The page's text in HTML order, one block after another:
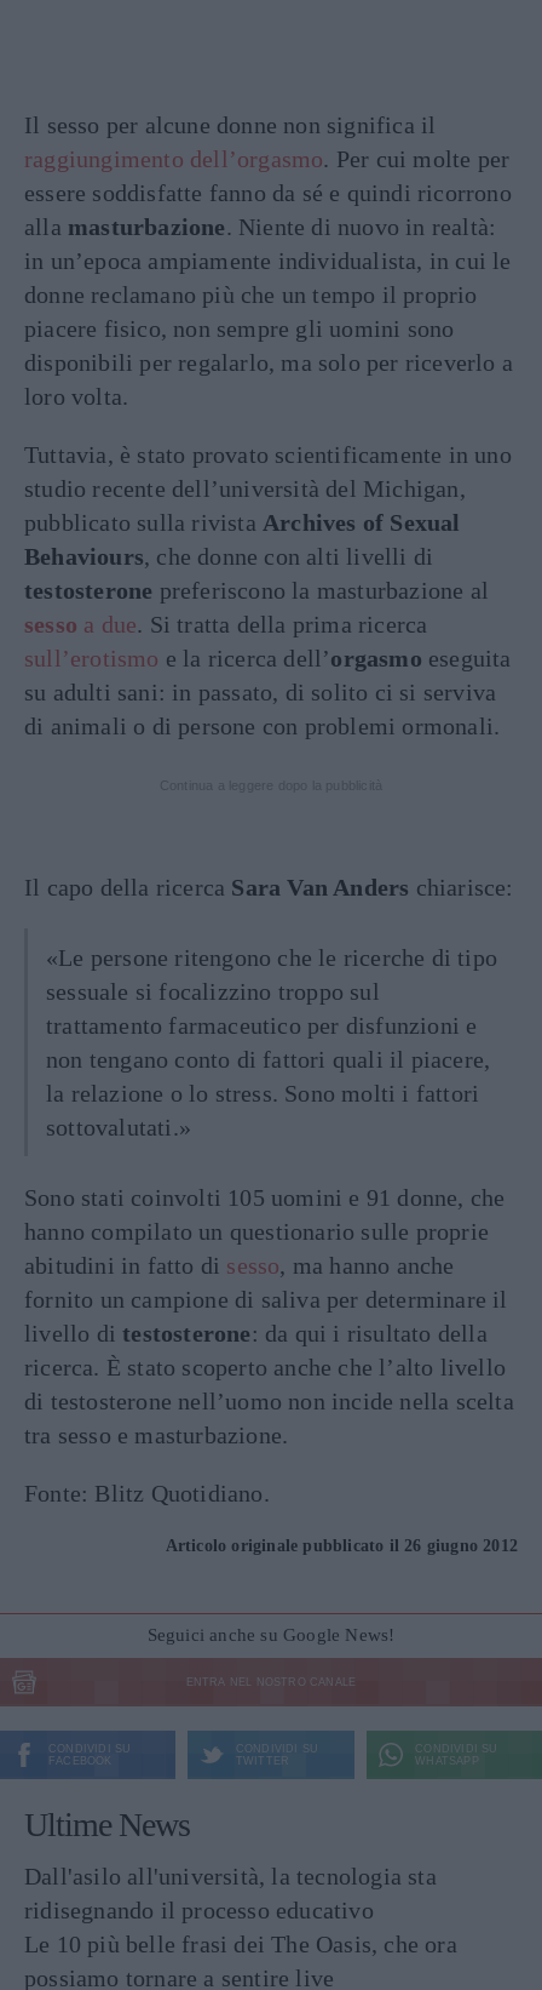
Il sesso per alcune donne non significa il
raggiungimento dell’orgasmo. Per cui molte per
essere soddisfatte fanno da sé e quindi ricorrono
alla masturbazione. Niente di nuovo in realtà:
in un’epoca ampiamente individualista, in cui le
donne reclamano più che un tempo il proprio
piacere fisico, non sempre gli uomini sono
disponibili per regalarlo, ma solo per riceverlo a
loro volta.
Tuttavia, è stato provato scientificamente in uno
studio recente dell’università del Michigan,
pubblicato sulla rivista Archives of Sexual
Behaviours, che donne con alti livelli di
testosterone preferiscono la masturbazione al
sesso a due. Si tratta della prima ricerca
sull’erotismo e la ricerca dell’orgasmo eseguita
su adulti sani: in passato, di solito ci si serviva
di animali o di persone con problemi ormonali.
Il capo della ricerca Sara Van Anders chiarisce:
«Le persone ritengono che le ricerche di tipo
sessuale si focalizzino troppo sul
trattamento farmaceutico per disfunzioni e
non tengano conto di fattori quali il piacere,
la relazione o lo stress. Sono molti i fattori
sottovalutati.»
Sono stati coinvolti 105 uomini e 91 donne, che
hanno compilato un questionario sulle proprie
abitudini in fatto di sesso, ma hanno anche
fornito un campione di saliva per determinare il
livello ditestosterone: da qui i risultato della
ricerca. È stato scoperto anche che l’alto livello
di testosterone nell’uomo non incide nella scelta
tra sesso e masturbazione.
Fonte: Blitz Quotidiano.
Articolo originale pubblicato il 26 giugno 2012
Seguici anche su Google News!
ENTRA NEL NOSTRO CANALE
CONDIVIDI SU
FACEBOOK
CONDIVIDI SU
TWITTER
CONDIVIDI SU
WHATSAPP
Ultime News
Dall'asilo all'università, la tecnologia sta
ridisegnando il processo educativo
Le 10 più belle frasi dei The Oasis, che ora
possiamo tornare a sentire live